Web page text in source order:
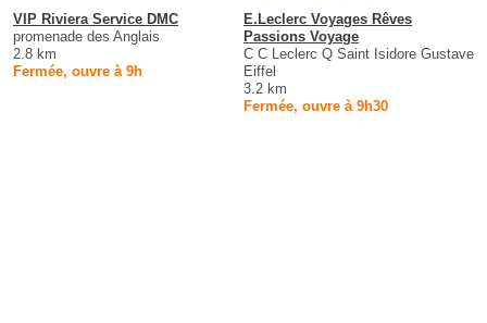
VIP Riviera Service DMC
promenade des Anglais
2.8 km
Fermée, ouvre à 9h
E.Leclerc Voyages Rêves
Passions Voyage
C C Leclerc Q Saint Isidore Gustave
Eiffel
3.2 km
Fermée, ouvre à 9h30